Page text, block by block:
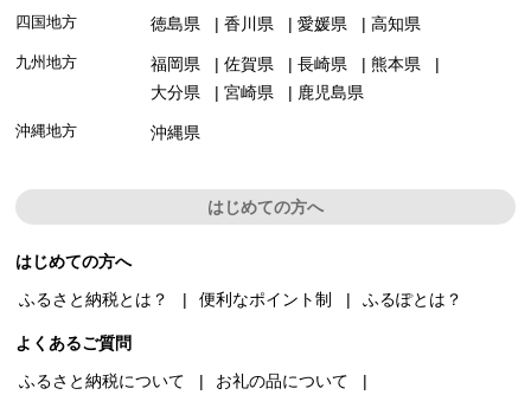
四国地方 徳島県 香川県 愛媛県 高知県
九州地方 福岡県 佐賀県 長崎県
熊本県
大分県
宮崎県 鹿児島県
沖縄地方 沖縄県
はじめての方へ
はじめての方へ
ふるさと納税とは？
便利なポイント制 ふるぽとは？
よくあるご質問
ふるさと納税について
お礼の品について